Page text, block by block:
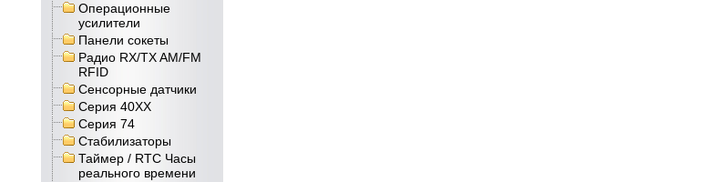
Операционные
усилители
Панели сокеты
Радио RX/TX AM/FM
RFID
Сенсорные датчики
Серия 40XX
Серия 74
Стабилизаторы
Таймер / RTC Часы
реального времени